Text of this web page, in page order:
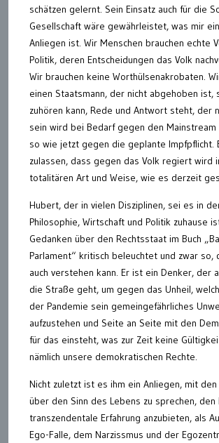
schätzen gelernt. Sein Einsatz auch für die
Gesellschaft wäre gewährleistet, was mir
Anliegen ist. Wir Menschen brauchen echte
Politik, deren Entscheidungen das Volk
Wir brauchen keine Worthülsenakrobaten.
einen Staatsmann, der nicht abgehoben ist,
zuhören kann, Rede und Antwort steht, der
sein wird bei Bedarf gegen den Mainstream
so wie jetzt gegen die geplante Impfpflicht.
zulassen, dass gegen das Volk regiert wird
totalitären Art und Weise, wie es derzeit
Hubert, der in vielen Disziplinen, sei es in
Philosophie, Wirtschaft und Politik zuhause
Gedanken über den Rechtsstaat im Buch
Parlament“ kritisch beleuchtet und zwar so,
auch verstehen kann. Er ist ein Denker, der
die Straße geht, um gegen das Unheil,
der Pandemie sein gemeingefährliches
aufzustehen und Seite an Seite mit den
für das einsteht, was zur Zeit keine
nämlich unsere demokratischen Rechte.
Nicht zuletzt ist es ihm ein Anliegen, mit den
über den Sinn des Lebens zu sprechen, den
transzendentale Erfahrung anzubieten, als
Ego-Falle, dem Narzissmus und der